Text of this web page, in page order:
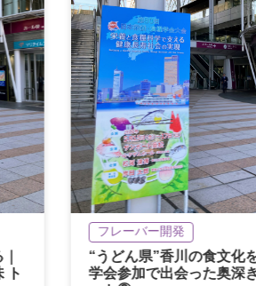
ト
フレーバー開発
“うどん県”香川の食文化
学会参加で出会った奥深